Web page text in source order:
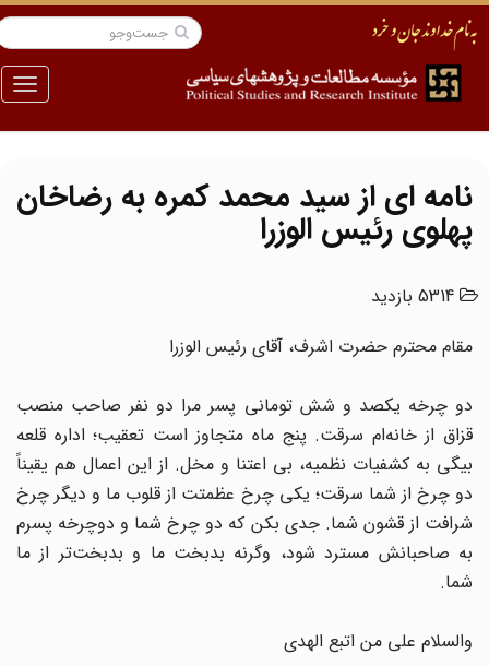
منو
نامه ای از سید محمد کمره به رضاخان
پهلوی رئیس الوزرا
5314 بازدید
مقام محترم حضرت اشرف، آقای رئیس الوزرا
دو چرخه یکصد و شش تومانی پسر مرا دو نفر صاحب منصب
قزاق از خانه‌ام سرقت. پنج ماه متجاوز است تعقیب؛ اداره قلعه
بیگی به کشفیات نظمیه، بی اعتنا و مخل. از این اعمال هم یقیناً
دو چرخ از شما سرقت؛ یکی چرخ عظمتت از قلوب ما و دیگر چرخ
شرافت از قشون شما. جدی بکن که دو چرخ شما و دوچرخه پسرم
به صاحبانش مسترد شود، وگرنه بدبخت ما و بدبخت‌تر از ما
شما.
والسلام علی من اتبع الهدی